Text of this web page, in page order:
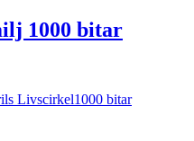
1000 bitar